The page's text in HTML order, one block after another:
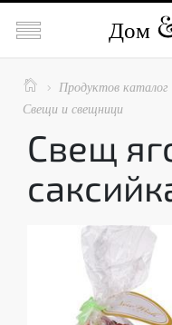
 Дом
  Продуктов каталог
Свещи и свещници
Свещ